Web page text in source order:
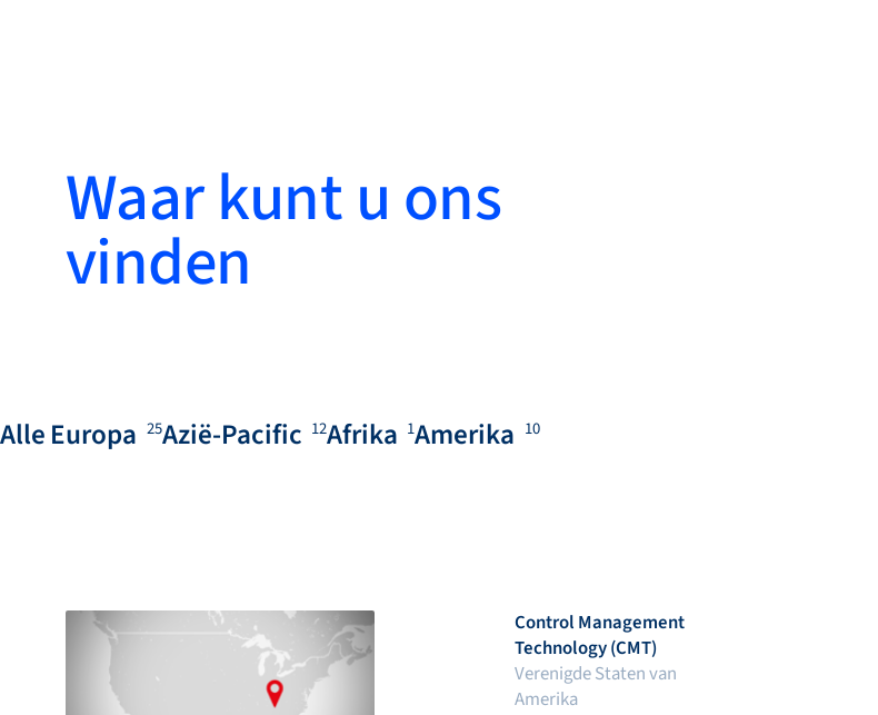
Waar kunt u ons
vinden
AlleEuropa 25Azië-Pacific 12Afrika 1Amerika 10
Control Management
Technology (CMT)
Verenigde Staten van
Amerika